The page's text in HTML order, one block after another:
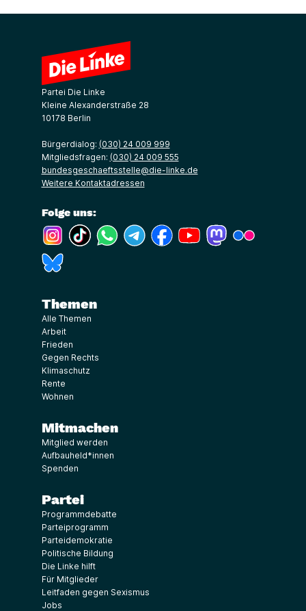
Partei Die Linke
Kleine Alexanderstraße 28
10178 Berlin
Bürgerdialog: (030) 24 009 999
Mitgliedsfragen: (030) 24 009 555
bundesgeschaeftsstelle@die-linke.de
Weitere Kontaktadressen
Folge uns:
(Link öffnet ein neues Fenster)
(Link öffnet ein neues Fenster)
(Link öffnet ein neues Fenster)
(Link öffnet ein neues Fenster)
(Link öffnet ein neues Fenster)
(Link öffnet ein neues
(Link öffnet ein
Themen
Alle Themen
Arbeit
Frieden
Gegen Rechts
Klimaschutz
Rente
Wohnen
Mitmachen
Mitglied werden
Aufbauheld*innen
Spenden
Partei
Programmdebatte
Parteiprogramm
Parteidemokratie
Politische Bildung
Die Linke hilft
Für Mitglieder
Leitfaden gegen Sexismus
Jobs